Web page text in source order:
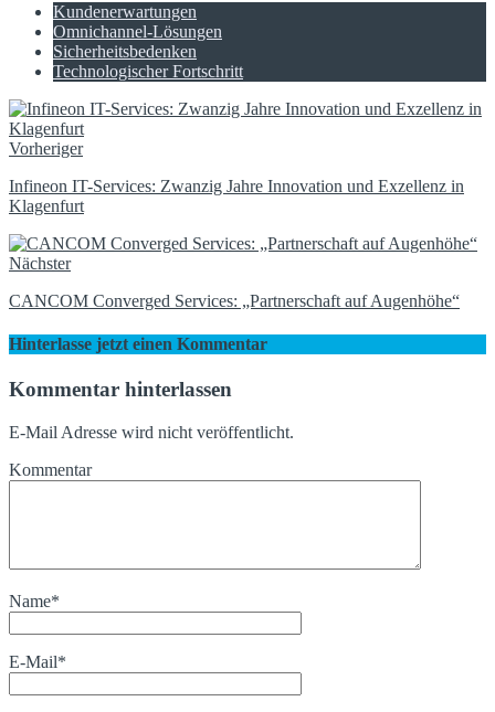
Kundenerwartungen
Omnichannel-Lösungen
Sicherheitsbedenken
Technologischer Fortschritt
Vorheriger
Infineon IT-Services: Zwanzig Jahre Innovation und Exzellenz in
Klagenfurt
Nächster
CANCOM Converged Services: „Partnerschaft auf Augenhöhe“
Hinterlasse jetzt einen Kommentar
Kommentar hinterlassen
E-Mail Adresse wird nicht veröffentlicht.
Kommentar
Name*
E-Mail*